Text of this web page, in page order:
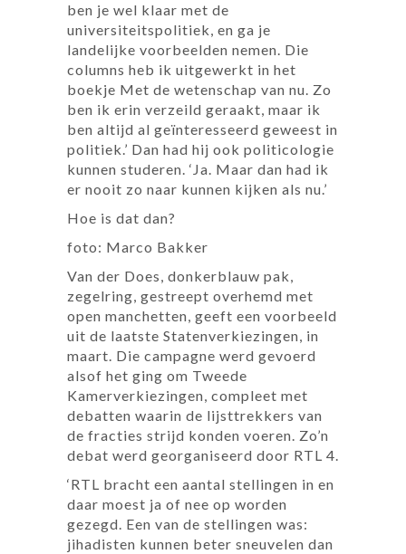
ben je wel klaar met de
universiteitspolitiek, en ga je
landelijke voorbeelden nemen. Die
columns heb ik uitgewerkt in het
boekje Met de wetenschap van nu. Zo
ben ik erin verzeild geraakt, maar ik
ben altijd al geïnteresseerd geweest in
politiek.’ Dan had hij ook politicologie
kunnen studeren. ‘Ja. Maar dan had ik
er nooit zo naar kunnen kijken als nu.’
Hoe is dat dan?
foto: Marco Bakker
Van der Does, donkerblauw pak,
zegelring, gestreept overhemd met
open manchetten, geeft een voorbeeld
uit de laatste Statenverkiezingen, in
maart. Die campagne werd gevoerd
alsof het ging om Tweede
Kamerverkiezingen, compleet met
debatten waarin de lijsttrekkers van
de fracties strijd konden voeren. Zo’n
debat werd georganiseerd door RTL 4.
‘RTL bracht een aantal stellingen in en
daar moest ja of nee op worden
gezegd. Een van de stellingen was:
jihadisten kunnen beter sneuvelen dan